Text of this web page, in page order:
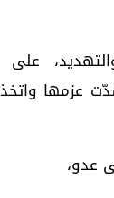
على
عزمها
عدو،